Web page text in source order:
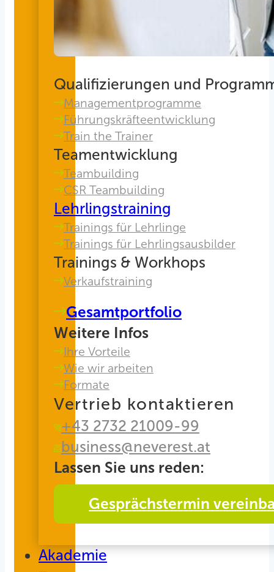
Qualifizierungen und
Managementprogramme
Führungskräfteentwicklung
Train the Trainer
Teamentwicklung
Teambuilding
CSR Teambuilding
Lehrlingstraining
Trainings für Lehrlinge
Trainings für Lehrlingsausbilder
Trainings & Workhops
Verkaufstraining
Gesamtportfolio
Weitere Infos
Ihre Vorteile
Wie wir arbeiten
Formate
Vertrieb kontaktieren
+43 2732 21009-99
business@neverest.at
Lassen Sie uns reden:
Gesprächstermin
Akademie